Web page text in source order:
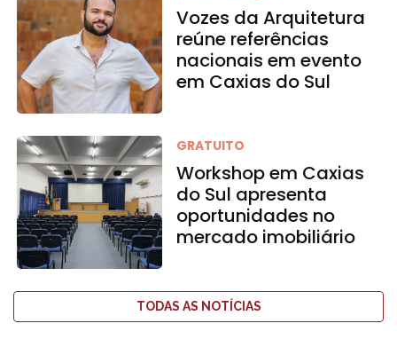
Vozes da Arquitetura
reúne referências
nacionais em evento
em Caxias do Sul
GRATUITO
Workshop em Caxias
do Sul apresenta
oportunidades no
mercado imobiliário
TODAS AS NOTÍCIAS